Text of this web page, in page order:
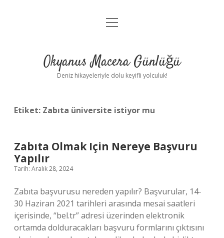
Anasayfa
Yasal Uyarı
menüyü
Okyanus Macera Günlüğü
Deniz hikayeleriyle dolu keyifli yolculuk!
Etiket: Zabıta üniversite istiyor mu
Zabıta Olmak Için Nereye Başvuru
Yapılır
Tarih: Aralık 28, 2024
Zabıta başvurusu nereden yapılır? Başvurular, 14-
30 Haziran 2021 tarihleri ​​arasında mesai saatleri
içerisinde, “bel.tr” adresi üzerinden elektronik
ortamda dolduracakları başvuru formlarını çıktısını